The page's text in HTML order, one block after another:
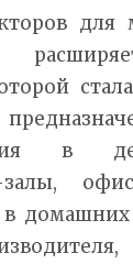
для
в
залы,
домашних